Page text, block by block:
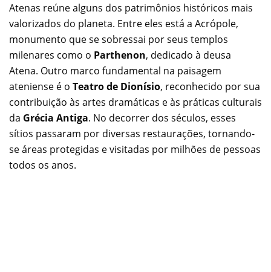
Atenas reúne alguns dos patrimônios históricos mais
valorizados do planeta. Entre eles está a Acrópole,
monumento que se sobressai por seus templos
milenares como o Parthenon, dedicado à deusa
Atena. Outro marco fundamental na paisagem
ateniense é o Teatro de Dionísio, reconhecido por sua
contribuição às artes dramáticas e às práticas culturais
da Grécia Antiga. No decorrer dos séculos, esses
sítios passaram por diversas restaurações, tornando-
se áreas protegidas e visitadas por milhões de pessoas
todos os anos.